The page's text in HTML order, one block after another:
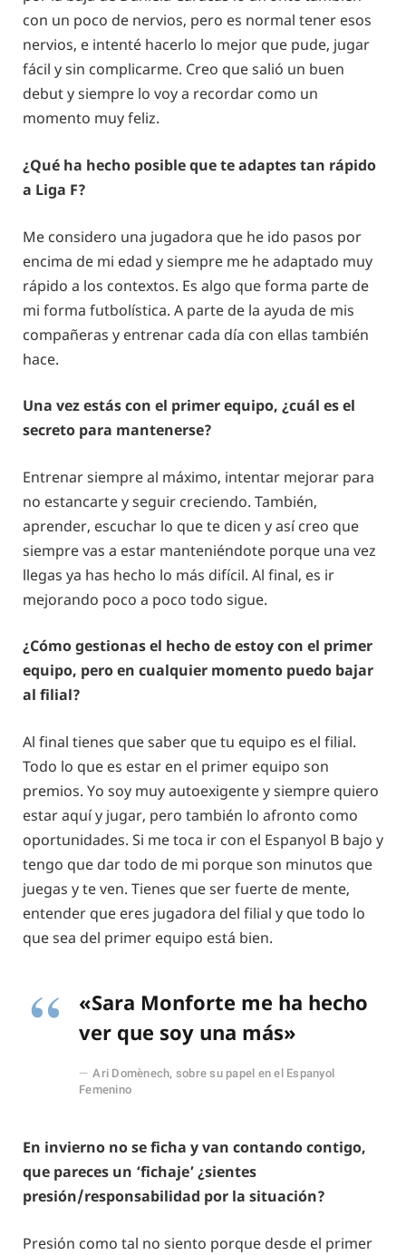
con un poco de nervios, pero es normal tener esos
nervios, e intenté hacerlo lo mejor que pude, jugar
fácil y sin complicarme. Creo que salió un buen
debut y siempre lo voy a recordar como un
momento muy feliz.
¿Qué ha hecho posible que te adaptes tan rápido
a Liga F?
Me considero una jugadora que he ido pasos por
encima de mi edad y siempre me he adaptado muy
rápido a los contextos. Es algo que forma parte de
mi forma futbolística. A parte de la ayuda de mis
compañeras y entrenar cada día con ellas también
hace.
Una vez estás con el primer equipo, ¿cuál es el
secreto para mantenerse?
Entrenar siempre al máximo, intentar mejorar para
no estancarte y seguir creciendo. También,
aprender, escuchar lo que te dicen y así creo que
siempre vas a estar manteniéndote porque una vez
llegas ya has hecho lo más difícil. Al final, es ir
mejorando poco a poco todo sigue.
¿Cómo gestionas el hecho de estoy con el primer
equipo, pero en cualquier momento puedo bajar
al filial?
Al final tienes que saber que tu equipo es el filial.
Todo lo que es estar en el primer equipo son
premios. Yo soy muy autoexigente y siempre quiero
estar aquí y jugar, pero también lo afronto como
oportunidades. Si me toca ir con el Espanyol B bajo y
tengo que dar todo de mi porque son minutos que
juegas y te ven. Tienes que ser fuerte de mente,
entender que eres jugadora del filial y que todo lo
que sea del primer equipo está bien.
«Sara Monforte me ha hecho
ver que soy una más»
Ari Domènech, sobre su papel en el Espanyol
Femenino
En invierno no se ficha y van contando contigo,
que pareces un ‘fichaje’ ¿sientes
presión/responsabilidad por la situación?
Presión como tal no siento porque desde el primer